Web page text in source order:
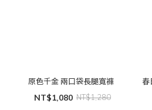
原色千金 兩口袋長腿寬褲
NT$1,080 NT$1,280
春